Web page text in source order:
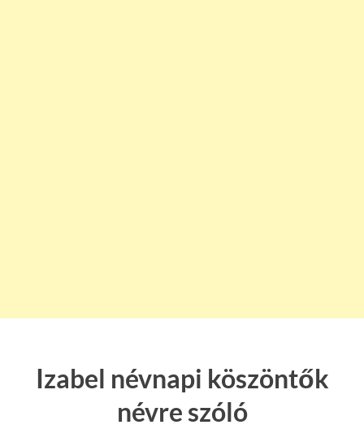
Izabel névnapi köszöntők
névre szóló